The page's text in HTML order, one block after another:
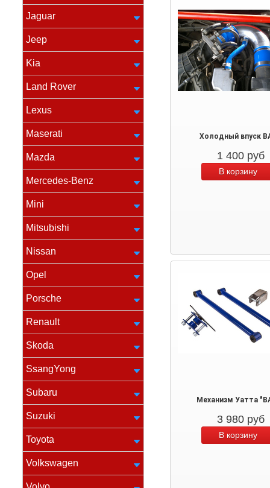
Jaguar
Jeep
Kia
Land Rover
Lexus
Maserati
Mazda
Mercedes-Benz
Mini
Mitsubishi
Nissan
Opel
Porsche
Renault
Skoda
SsangYong
Subaru
Suzuki
Toyota
Volkswagen
Холодный впуск
1 400 руб
Механизм Уатта
3 980 руб